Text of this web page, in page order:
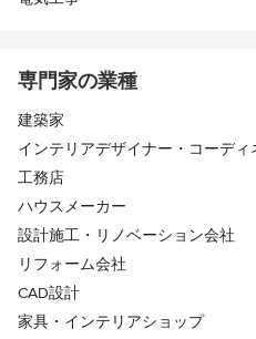
専門家の業種
建築家
インテリアデザイナー・コーディ
工務店
ハウスメーカー
設計施工・リノベーション会社
リフォーム会社
CAD設計
家具・インテリアショップ